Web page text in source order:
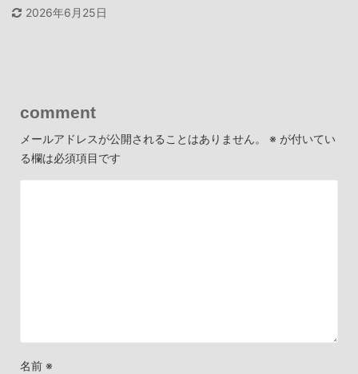
2026年6月25日
comment
メールアドレスが公開されることはありません。 ※ が付いてい
る欄は必須項目です
名前 ※